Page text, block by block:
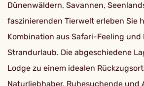
Dünenwäldern, Savannen,
faszinierenden Tierwelt erleben Sie
Kombination aus Safari-Feeling und
Strandurlaub. Die abgeschiedene
Lodge zu einem idealen
Naturliebhaber, Ruhesuchende und